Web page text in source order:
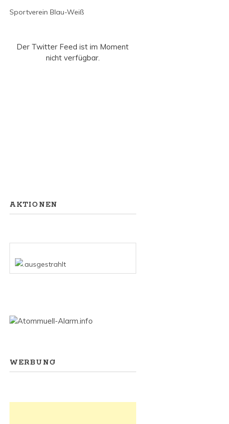
Sportverein Blau-Weiß
Der Twitter Feed ist im Moment
nicht verfügbar.
AKTIONEN
WERBUNG